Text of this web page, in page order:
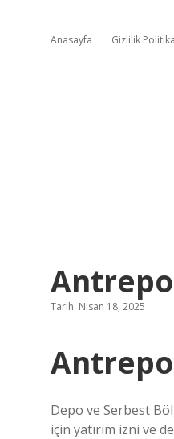
Anasayfa Gizlilik
Tarih: Nisan 18, 2025
Depo ve Serbest
için yatırım izni ve